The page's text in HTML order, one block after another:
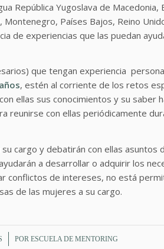
República Yugoslava de Macedonia,
Países Bajos, Reino
de experiencias que las puedan
que tengan experiencia
, estén al corriente de los retos
ellas sus conocimientos y su saber
reunirse con ellas periódicamente
cargo y debatirán con ellas asuntos
a desarrollar o adquirir los
conflictos de intereses, no está
de las mujeres a su cargo.
POR ESCUELA DE MENTORING